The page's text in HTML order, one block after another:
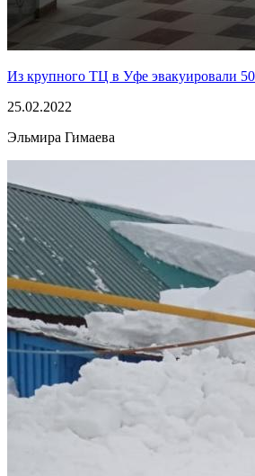
Из крупного ТЦ в Уфе эвакуировали
25.02.2022
Эльмира Гимаева